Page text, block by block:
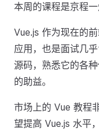
本周的课程是京程
Vue.js 作为现在的
应用，也是面试几
源码，熟悉它的各
的助益。
市场上的 Vue 教程
望提高 Vue.js 水平